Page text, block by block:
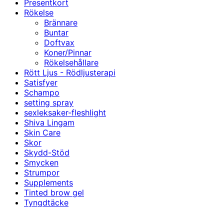
Presentkort
Rökelse
Brännare
Buntar
Doftvax
Koner/Pinnar
Rökelsehållare
Rött Ljus - Rödljusterapi
Satisfyer
Schampo
setting spray
sexleksaker-fleshlight
Shiva Lingam
Skin Care
Skor
Skydd-Stöd
Smycken
Strumpor
Supplements
Tinted brow gel
Tyngdtäcke